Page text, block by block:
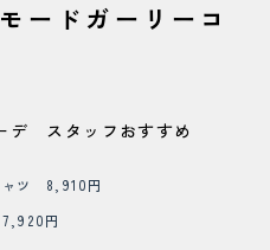
ードガーリーコ
ャツ 8,910円
円